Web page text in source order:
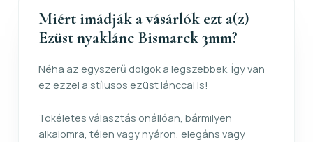
Miért imádják a vásárlók ezt a(z)
Ezüst nyaklánc Bismarck 3mm?
Néha az egyszerű dolgok a legszebbek. Így van
ez ezzel a stílusos ezüst lánccal is!
Tökéletes választás önállóan, bármilyen
alkalomra, télen vagy nyáron, elegáns vagy